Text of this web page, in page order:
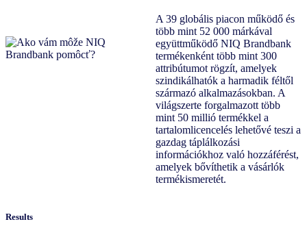
A 39 globális piacon működő és
több mint 52 000 márkával
együttműködő NIQ Brandbank
termékenként több mint 300
attribútumot rögzít, amelyek
szindikálhatók a harmadik féltől
származó alkalmazásokban. A
világszerte forgalmazott több
mint 50 millió termékkel a
tartalomlicencelés lehetővé teszi a
gazdag táplálkozási
információkhoz való hozzáférést,
amelyek bővíthetik a vásárlók
termékismeretét.
Results